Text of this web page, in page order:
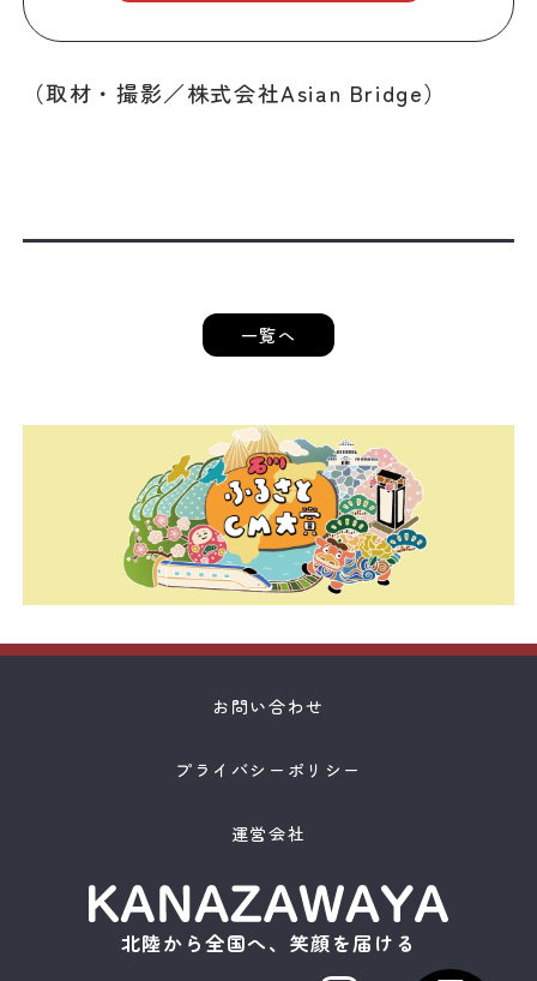
（取材・撮影／株式会社Asian Bridge）
一覧へ
お問い合わせ
プライバシーポリシー
運営会社
北陸から全国へ、笑顔を届ける